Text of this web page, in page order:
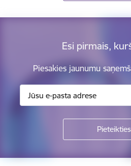
Esi pirmais,
Piesakies jaunumu